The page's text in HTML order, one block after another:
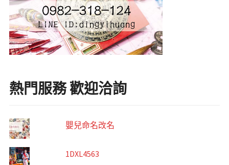
熱門服務 歡迎洽詢
嬰兒命名改名
1DXL4563